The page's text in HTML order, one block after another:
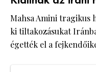
Mahsa Amini tragikus
ki tiltakozásukat
égették el a